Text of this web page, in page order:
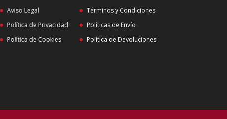
Aviso Legal
Política de Privacidad
Política de Cookies
Términos y Condiciones
Políticas de Envío
Política de Devoluciones